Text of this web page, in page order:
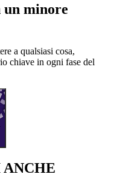
un minore
a qualsiasi cosa,
chiave in ogni fase del